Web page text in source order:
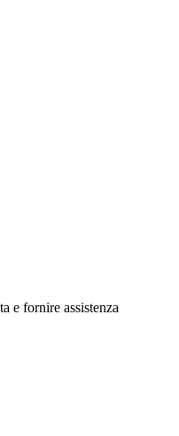
e fornire assistenza